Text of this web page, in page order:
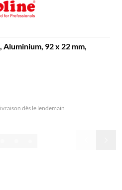
Aluminium, 92 x 22 mm,
dès le lendemain